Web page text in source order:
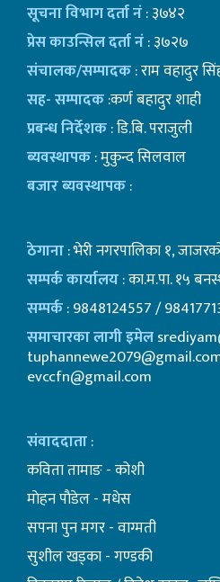
सूचना विभाग दर्ता नं: ३७४२
प्रेस काउन्सिल दर्ता नं: ३७२७
संचालक/सम्पादक: राम वहादुर
सह- सम्पादक:कर्ण बहादुर शाही
प्रबन्ध निर्देशक: डि.बि. पराजुली
ब्यवस्थापक: मुकुन्द सिलवाल
बजार ब्यवस्थापक:
ठेगाना: भेरी नगरपालिका १,
सम्पर्क कार्यालय: का.म.पा. १५
सम्पर्क: 9848124557 /
समाचारका लागी इमेल
evccfn@gmail.com
संवाददाता:
कविता तामाङ - कोशी
माेहन पाैडेल - मधेस
सपना पुन मगर - वाग्मती
सुशील खड्का - गण्डकी